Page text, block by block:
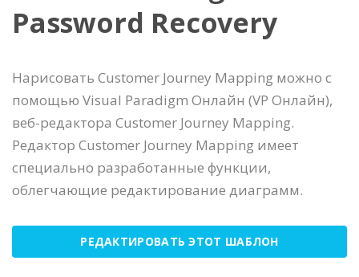
Password Recovery
Нарисовать Customer Journey Mapping можно с
помощью Visual Paradigm Онлайн (VP Онлайн),
веб-редактора Customer Journey Mapping.
Редактор Customer Journey Mapping имеет
специально разработанные функции,
облегчающие редактирование диаграмм.
РЕДАКТИРОВАТЬ ЭТОТ ШАБЛОН